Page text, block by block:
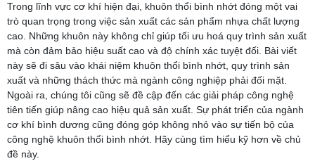
Trong lĩnh vực cơ khí hiện đại, khuôn thổi bình nhớt đóng một vai
trò quan trọng trong việc sản xuất các sản phẩm nhựa chất lượng
cao. Những khuôn này không chỉ giúp tối ưu hoá quy trình sản xuất
mà còn đảm bảo hiệu suất cao và độ chính xác tuyệt đối. Bài viết
này sẽ đi sâu vào khái niệm khuôn thổi bình nhớt, quy trình sản
xuất và những thách thức mà ngành công nghiệp phải đối mặt.
Ngoài ra, chúng tôi cũng sẽ đề cập đến các giải pháp công nghệ
tiên tiến giúp nâng cao hiệu quả sản xuất. Sự phát triển của ngành
cơ khí bình dương cũng đóng góp không nhỏ vào sự tiến bộ của
công nghệ khuôn thổi bình nhớt. Hãy cùng tìm hiểu kỹ hơn về chủ
đề này.